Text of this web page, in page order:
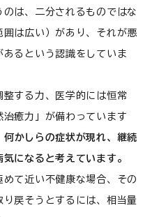
は、二分されるものではな
は広い）があり、それが悪
るという認識をしていま
する力、医学的には恒常
癒力」が備わっています
かしらの症状が現れ、継続
になると考えています。
て近い不健康な場合、その
戻そうとするには、相当量